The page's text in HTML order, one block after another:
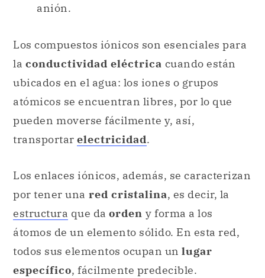
anión.
Los compuestos iónicos son esenciales para
la conductividad eléctrica cuando están
ubicados en el agua: los iones o grupos
atómicos se encuentran libres, por lo que
pueden moverse fácilmente y, así,
transportar electricidad.
Los enlaces iónicos, además, se caracterizan
por tener una red cristalina, es decir, la
estructura que da orden y forma a los
átomos de un elemento sólido. En esta red,
todos sus elementos ocupan un lugar
específico, fácilmente predecible.